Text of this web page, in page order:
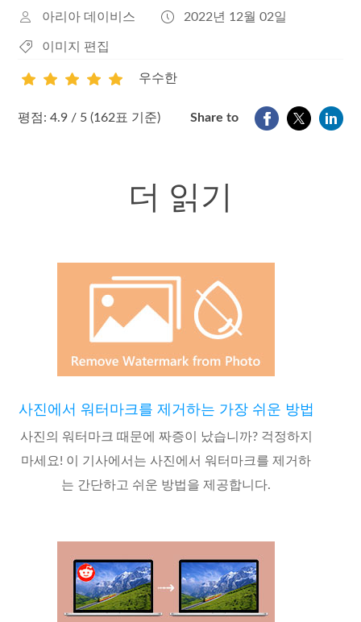
아리아 데이비스 2022년 12월 02일
이미지 편집
우수한
평점: 4.9 / 5 (162표 기준) Share to
더 읽기
사진에서 워터마크를 제거하는 가장 쉬운 방법
사진의 워터마크 때문에 짜증이 났습니까? 걱정하지
마세요! 이 기사에서는 사진에서 워터마크를 제거하
는 간단하고 쉬운 방법을 제공합니다.